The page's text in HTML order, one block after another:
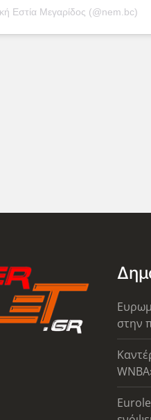
Εστία Μεγαρίδος (@nem.bc)
στην